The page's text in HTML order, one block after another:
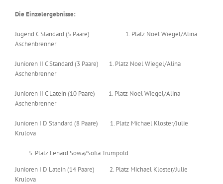
Die Einzelergebnisse:
Jugend C Standard (5 Paare) 1. Platz Noel Wiegel/Alina
Aschenbrenner
Junioren II C Standard (3 Paare) 1. Platz Noel Wiegel/Alina
Aschenbrenner
Junioren II C Latein (10 Paare) 1. Platz Noel Wiegel/Alina
Aschenbrenner
Junioren I D Standard (8 Paare) 1. Platz Michael Kloster/Julie
Krulova
Platz Lenard Sowa/Sofia Trumpold
Junioren I D Latein (14 Paare) 2. Platz Michael Kloster/Julie
Krulova